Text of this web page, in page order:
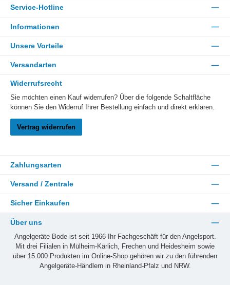
Service-Hotline
Informationen
Unsere Vorteile
Versandarten
Widerrufsrecht
Sie möchten einen Kauf widerrufen? Über die folgende Schaltfläche
können Sie den Widerruf Ihrer Bestellung einfach und direkt erklären.
Vertrag widerrufen
Zahlungsarten
Versand / Zentrale
Sicher Einkaufen
Über uns
Angelgeräte Bode ist seit 1966 Ihr Fachgeschäft für den Angelsport.
Mit drei Filialen in Mülheim-Kärlich, Frechen und Heidesheim sowie
über 15.000 Produkten im Online-Shop gehören wir zu den führenden
Angelgeräte-Händlern in Rheinland-Pfalz und NRW.